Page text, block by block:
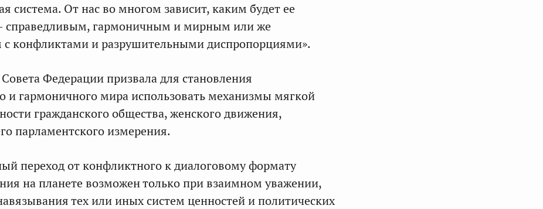
система. От нас во многом зависит, каким будет ее
справедливым, гармоничным и мирным или же
конфликтами и разрушительными диспропорциями».
Федерации призвала для становления
и гармоничного мира использовать механизмы мягкой
гражданского общества, женского движения,
парламентского измерения.
переход от конфликтного к диалоговому формату
на планете возможен только при взаимном уважении,
тех или иных систем ценностей и политических